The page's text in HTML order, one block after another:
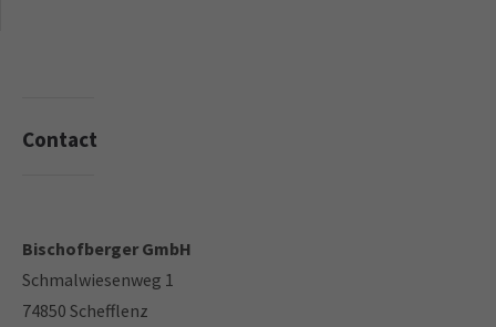
Contact
Bischofberger GmbH
Schmalwiesenweg 1
74850 Schefflenz
Your direct contact to us